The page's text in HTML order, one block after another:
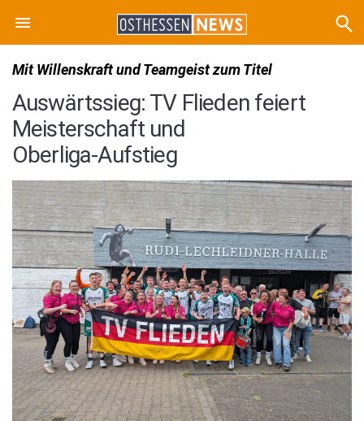
Mit Willenskraft und Teamgeist zum Titel
Auswärtssieg: TV Flieden feiert
Meisterschaft und
Oberliga‑Aufstieg